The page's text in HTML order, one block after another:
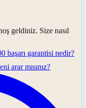
geldiniz. Size nasıl
başarı garantisi nedir?
arar mısınız?